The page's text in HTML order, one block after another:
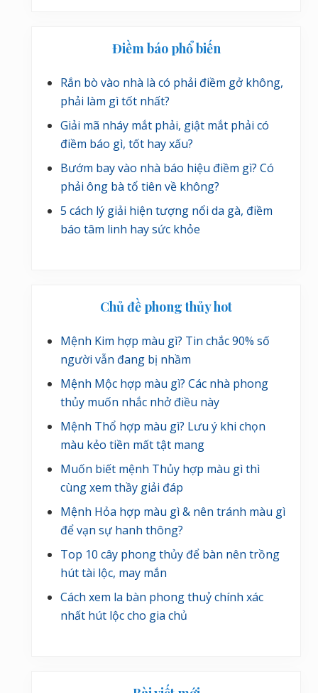
Điềm báo phổ biến
Rắn bò vào nhà là có phải điềm gở không,
phải làm gì tốt nhất?
Giải mã nháy mắt phải, giật mắt phải có
điềm báo gì, tốt hay xấu?
Bướm bay vào nhà báo hiệu điềm gì? Có
phải ông bà tổ tiên về không?
5 cách lý giải hiện tượng nổi da gà, điềm
báo tâm linh hay sức khỏe
Chủ đề phong thủy hot
Mệnh Kim hợp màu gì? Tin chắc 90% số
người vẫn đang bị nhầm
Mệnh Mộc hợp màu gì? Các nhà phong
thủy muốn nhắc nhở điều này
Mệnh Thổ hợp màu gì? Lưu ý khi chọn
màu kẻo tiền mất tật mang
Muốn biết mệnh Thủy hợp màu gì thì
cùng xem thầy giải đáp
Mệnh Hỏa hợp màu gì & nên tránh màu gì
để vạn sự hanh thông?
Top 10 cây phong thủy để bàn nên trồng
hút tài lộc, may mắn
Cách xem la bàn phong thuỷ chính xác
nhất hút lộc cho gia chủ